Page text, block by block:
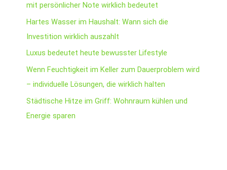
mit persönlicher Note wirklich bedeutet
Hartes Wasser im Haushalt: Wann sich die
Investition wirklich auszahlt
Luxus bedeutet heute bewusster Lifestyle
Wenn Feuchtigkeit im Keller zum Dauerproblem wird
– individuelle Lösungen, die wirklich halten
Städtische Hitze im Griff: Wohnraum kühlen und
Energie sparen